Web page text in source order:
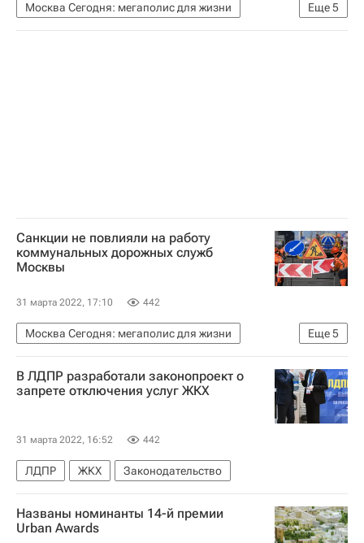
Еще5
Москва Сегодня: мегаполис для жизни
Городское хозяйство Москвы
Санкции не повлияли на работу
коммунальных дорожных служб
Москвы
31 марта 2022, 17:10 442
Еще5
Москва Сегодня: мегаполис для жизни
Автомобильные дороги
Россия
Москва
Городское хозяйство Москвы
В ЛДПР разработали законопроект о
запрете отключения услуг ЖКХ
31 марта 2022, 16:52 442
ЛДПР ЖКХ Законодательство
Названы номинанты 14-й премии
Urban Awards